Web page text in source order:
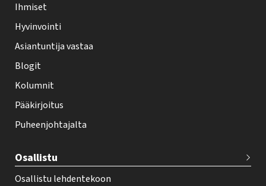
e
h
t
i
f
o
t
r
Ihmiset
Hyvinvointi
Asiantuntija vastaa
Blogit
Kolumnit
Pääkirjoitus
Puheenjohtajalta
Osallistu
Osallistu lehdentekoon